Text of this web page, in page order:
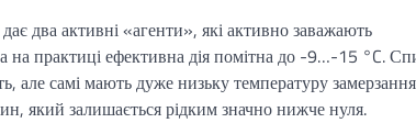
два активні «агенти», які активно заважають
на практиці ефективна дія помітна до -9…-15 °C.
але самі мають дуже низьку температуру замерзання
який залишається рідким значно нижче нуля.